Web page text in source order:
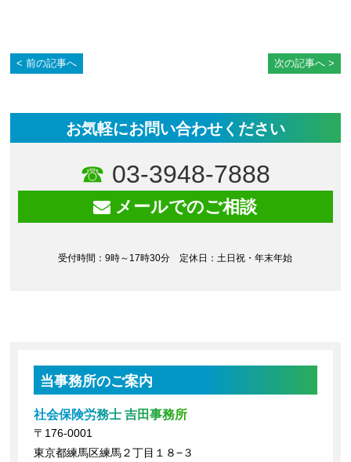
前の記事へ 次の記事へ
お気軽にお問い合わせください
03-3948-7888
メールでのご相談
受付時間：9時～17時30分 定休日：土日祝・年末年始
当事務所のご案内
社会保険労務士 吉田事務所
〒176-0001
東京都練馬区練馬２丁目１８−３